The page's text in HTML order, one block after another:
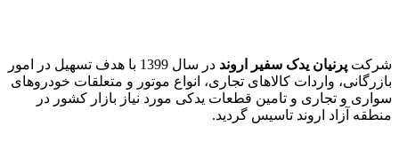
شرکت پرنیان یدک سفیر اروند
در سال 1399 با هدف تسهیل در امور
بازرگانی، واردات کالاهای تجاری، انواع موتور و متعلقات خودروهای
سواری و تجاری و تامین قطعات یدکی مورد نیاز بازار کشور در
منطقه آزاد اروند تاسیس گردید.